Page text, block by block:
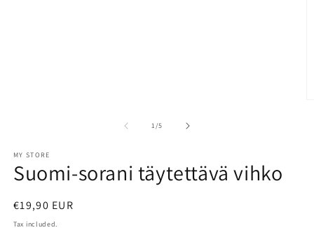
1/of
5
MY STORE
Suomi-sorani täytettävä vihko
Regular
price
€19,90 EUR
Tax included.